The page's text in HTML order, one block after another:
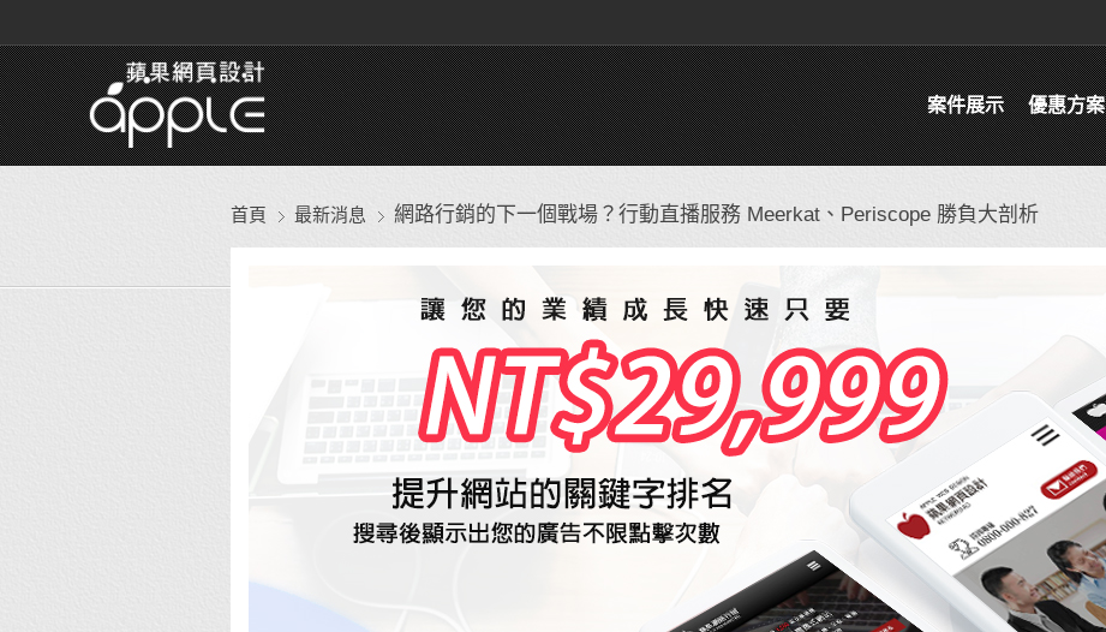
案件展示 優惠方案
首頁 最新消息 網路行銷的下一個戰場？行動直播服務 Meerkat、Periscope 勝負大剖析